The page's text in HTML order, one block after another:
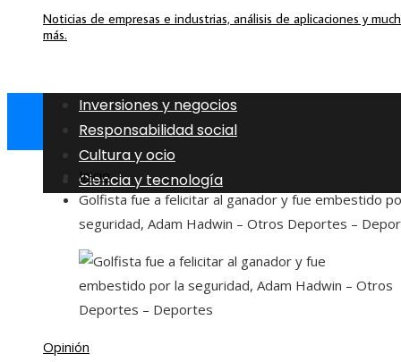
Noticias de empresas e industrias, análisis de aplicaciones y
más.
Inversiones y negocios
Responsabilidad social
Cultura y ocio
Ciencia y tecnología
Inicio
Golfista fue a felicitar al ganador y fue embestido
seguridad, Adam Hadwin – Otros Deportes –
Opinión